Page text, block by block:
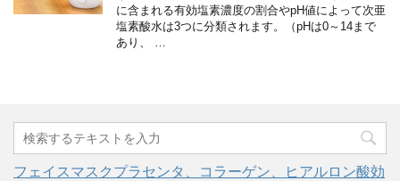
に含まれる有効塩素濃度の割合やpH値によって次亜
塩素酸水は3つに分類されます。（pHは0～14まで
あり、 …
フェイスマスクプラセンタ、コラーゲン、ヒアルロン酸効